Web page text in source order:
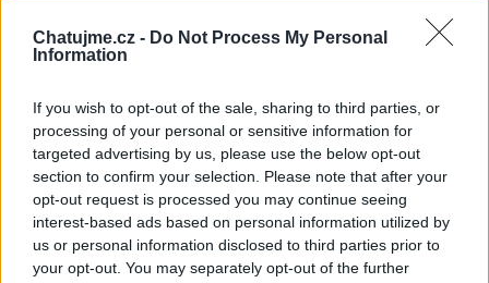
Chatujme.cz - Do Not Process My Personal
Information
If you wish to opt-out of the sale, sharing to third parties, or
processing of your personal or sensitive information for
targeted advertising by us, please use the below opt-out
section to confirm your selection. Please note that after your
opt-out request is processed you may continue seeing
interest-based ads based on personal information utilized by
us or personal information disclosed to third parties prior to
your opt-out. You may separately opt-out of the further